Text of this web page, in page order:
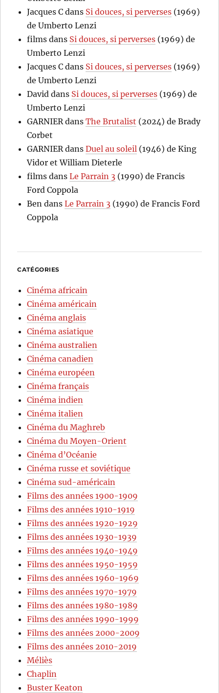
Jacques C dans Si douces, si perverses (1969)
de Umberto Lenzi
films dans Si douces, si perverses (1969) de
Umberto Lenzi
Jacques C dans Si douces, si perverses (1969)
de Umberto Lenzi
David dans Si douces, si perverses (1969) de
Umberto Lenzi
GARNIER dansThe Brutalist (2024) de Brady
Corbet
GARNIER dansDuel au soleil (1946) de King
Vidor et William Dieterle
films dansLe Parrain 3 (1990) de Francis
Ford Coppola
Ben dansLe Parrain 3 (1990) de Francis Ford
Coppola
CATÉGORIES
Cinéma africain
Cinéma américain
Cinéma anglais
Cinéma asiatique
Cinéma australien
Cinéma canadien
Cinéma européen
Cinéma français
Cinéma indien
Cinéma italien
Cinéma du Maghreb
Cinéma du Moyen-Orient
Cinéma d’Océanie
Cinéma russe et soviétique
Cinéma sud-américain
Films des années 1900-1909
Films des années 1910-1919
Films des années 1920-1929
Films des années 1930-1939
Films des années 1940-1949
Films des années 1950-1959
Films des années 1960-1969
Films des années 1970-1979
Films des années 1980-1989
Films des années 1990-1999
Films des années 2000-2009
Films des années 2010-2019
Méliès
Chaplin
Buster Keaton